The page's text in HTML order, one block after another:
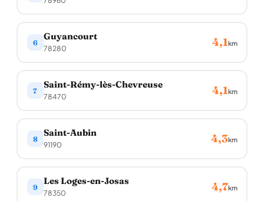
6
Guyancourt
78280 4,1km
7
Saint-Rémy-lès-Chevreuse
78470 4,1km
8
Saint-Aubin
91190 4,3km
9
Les Loges-en-Josas
78350 4,7km